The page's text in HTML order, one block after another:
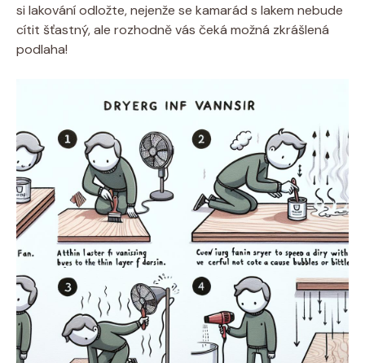
si lakování odložte, nejenže se kamarád s lakem nebude
cítit šťastný, ale rozhodně vás čeká možná zkrášlená
podlaha!